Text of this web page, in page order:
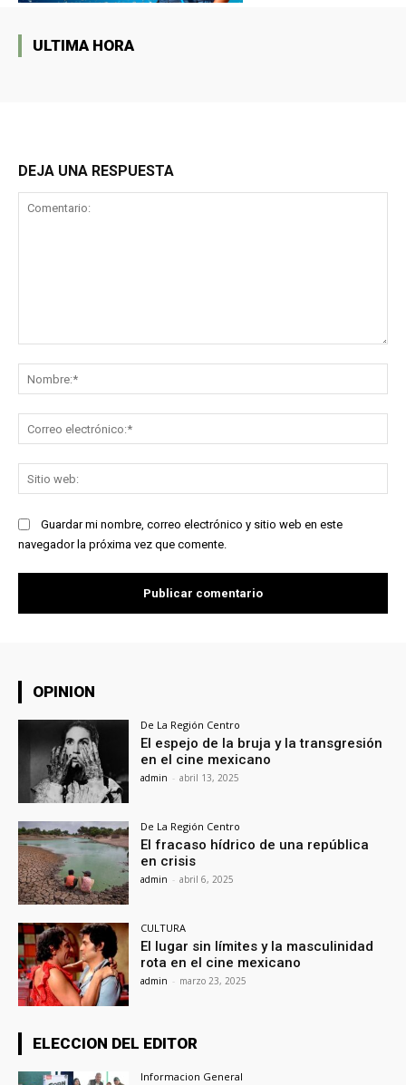
ULTIMA HORA
DEJA UNA RESPUESTA
Guardar mi nombre, correo electrónico y sitio web en este
navegador la próxima vez que comente.
OPINION
De La Región Centro
El espejo de la bruja y la transgresión
en el cine mexicano
admin - abril 13, 2025
De La Región Centro
El fracaso hídrico de una república
en crisis
admin - abril 6, 2025
CULTURA
El lugar sin límites y la masculinidad
rota en el cine mexicano
admin - marzo 23, 2025
ELECCION DEL EDITOR
Informacion General